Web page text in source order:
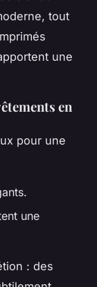
tout
une
en
pour une
une
: des